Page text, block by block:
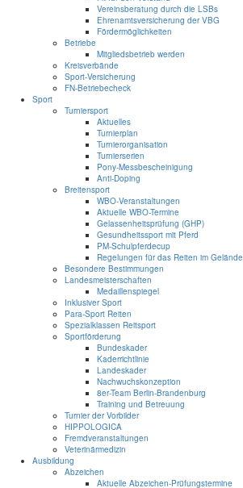
Vereinsberatung durch die LSBs
Ehrenamtsversicherung der VBG
Fördermöglichkeiten
Betriebe
Mitgliedsbetrieb werden
Kreisverbände
Sport-Versicherung
FN-Betriebecheck
Sport
Turniersport
Aktuelles
Turnierplan
Turnierorganisation
Turnierserien
Pony-Messbescheinigung
Anti-Doping
Breitensport
WBO-Veranstaltungen
Aktuelle WBO-Termine
Gelassenheitsprüfung (GHP)
Gesundheitssport mit Pferd
PM-Schulpferdecup
Regelungen für das Reiten im Gelände
Besondere Bestimmungen
Landesmeisterschaften
Medaillenspiegel
Inklusiver Sport
Para-Sport Reiten
Spezialklassen Reitsport
Sportförderung
Bundeskader
Kaderrichtlinie
Landeskader
Nachwuchskonzeption
8er-Team Berlin-Brandenburg
Training und Betreuung
Turnier der Vorbilder
HIPPOLOGICA
Fremdveranstaltungen
Veterinärmedizin
Ausbildung
Abzeichen
Aktuelle Abzeichen-Prüfungstermine